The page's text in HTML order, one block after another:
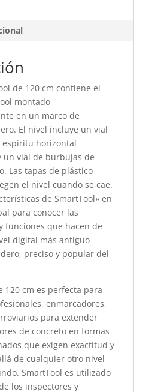
de 120 cm contiene el
montado
en un marco de
El nivel incluye un vial
horizontal
un vial de burbujas de
Las tapas de plástico
el nivel cuando se cae.
de SmartTool» en
para conocer las
funciones que hacen de
digital más antiguo
preciso y popular del
120 cm es perfecta para
enmarcadores,
para extender
de concreto en formas
que exigen exactitud y
de cualquier otro nivel
SmartTool es utilizado
los inspectores y